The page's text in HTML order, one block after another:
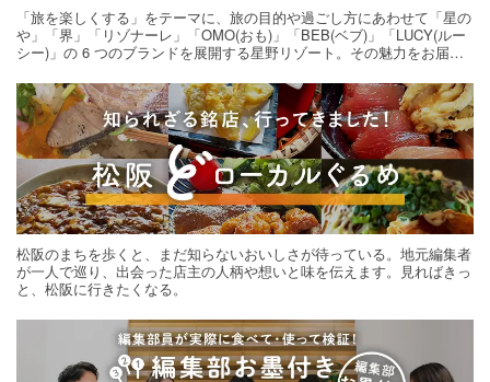
「旅を楽しくする」をテーマに、旅の目的や過ごし方にあわせて「星の
や」「界」「リゾナーレ」「OMO(おも)」「BEB(ベブ)」「LUCY(ルー
シー)」の 6 つのブランドを展開する星野リゾート。その魅力をお届け
松阪のまちを歩くと、まだ知らないおいしさが待っている。地元編集者
が一人で巡り、出会った店主の人柄や想いと味を伝えます。見ればきっ
と、松阪に行きたくなる。